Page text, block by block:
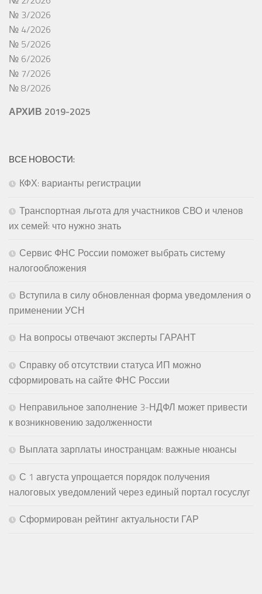
№ 3/2026
№ 4/2026
№ 5/2026
№ 6/2026
№ 7/2026
№ 8/2026
АРХИВ 2019-2025
ВСЕ НОВОСТИ:
КФХ: варианты регистрации
Транспортная льгота для участников СВО и членов
их семей: что нужно знать
Сервис ФНС России поможет выбрать систему
налогообложения
Вступила в силу обновленная форма уведомления о
применении УСН
На вопросы отвечают эксперты ГАРАНТ
Справку об отсутствии статуса ИП можно
сформировать на сайте ФНС России
Неправильное заполнение 3-НДФЛ может привести
к возникновению задолженности
Выплата зарплаты иностранцам: важные нюансы
С 1 августа упрощается порядок получения
налоговых уведомлений через единый портал госуслуг
Сформирован рейтинг актуальности ГАР